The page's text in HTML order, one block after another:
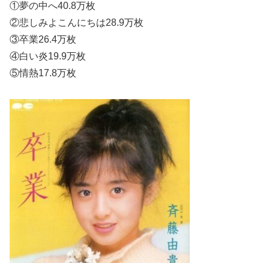
①夢の中へ40.8万枚
②悲しみよこんにちは28.9万枚
③卒業26.4万枚
④白い炎19.9万枚
⑤情熱17.8万枚